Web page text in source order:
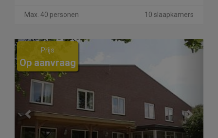
Max. 40 personen 10 slaapkamers
Previous Next
Prijs
Op aanvraag